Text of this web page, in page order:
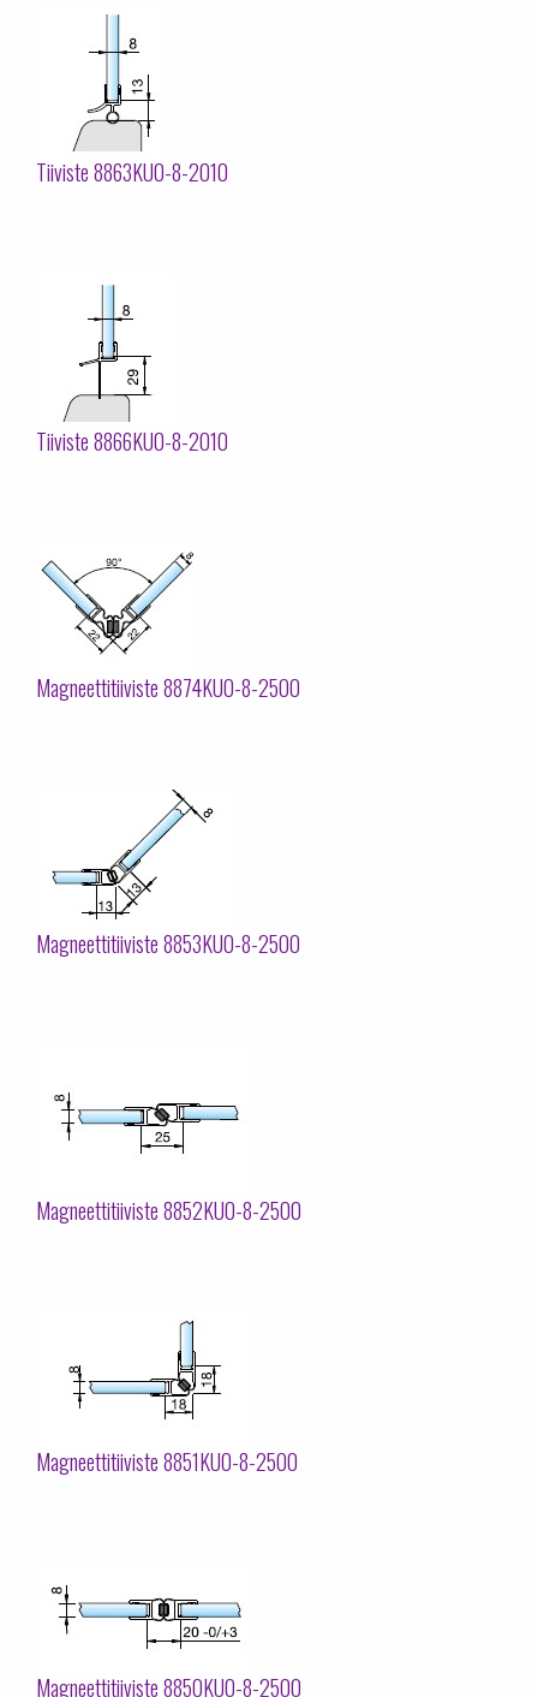
Tiiviste 8863KU0-8-2010
Tiiviste 8866KU0-8-2010
Magneettitiiviste 8874KU0-8-2500
Magneettitiiviste 8853KU0-8-2500
Magneettitiiviste 8852KU0-8-2500
Magneettitiiviste 8851KU0-8-2500
Magneettitiiviste 8850KU0-8-2500